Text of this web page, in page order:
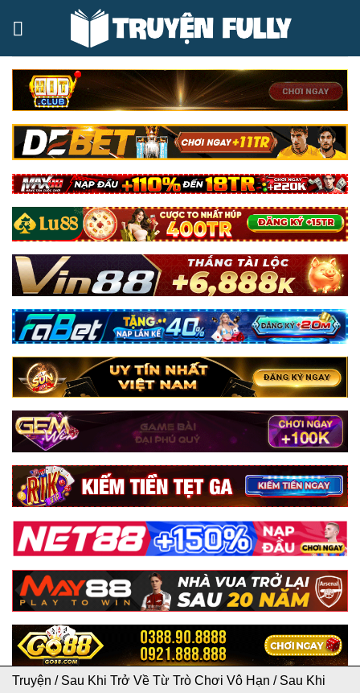
Truyện / Sau Khi Trở Về Từ Trò Chơi Vô Hạn / Sau Khi